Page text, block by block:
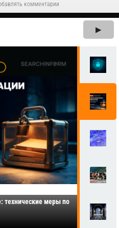
комментарии
▶
технические меры по